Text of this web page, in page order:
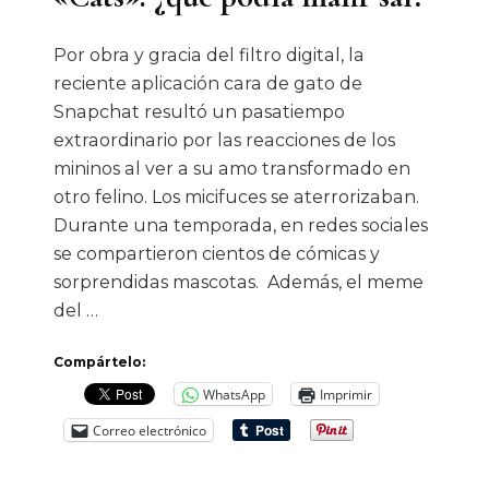
Por obra y gracia del filtro digital, la
reciente aplicación cara de gato de
Snapchat resultó un pasatiempo
extraordinario por las reacciones de los
mininos al ver a su amo transformado en
otro felino. Los micifuces se aterrorizaban.
Durante una temporada, en redes sociales
se compartieron cientos de cómicas y
sorprendidas mascotas. Además, el meme
del …
Compártelo:
WhatsApp
Imprimir
Correo electrónico